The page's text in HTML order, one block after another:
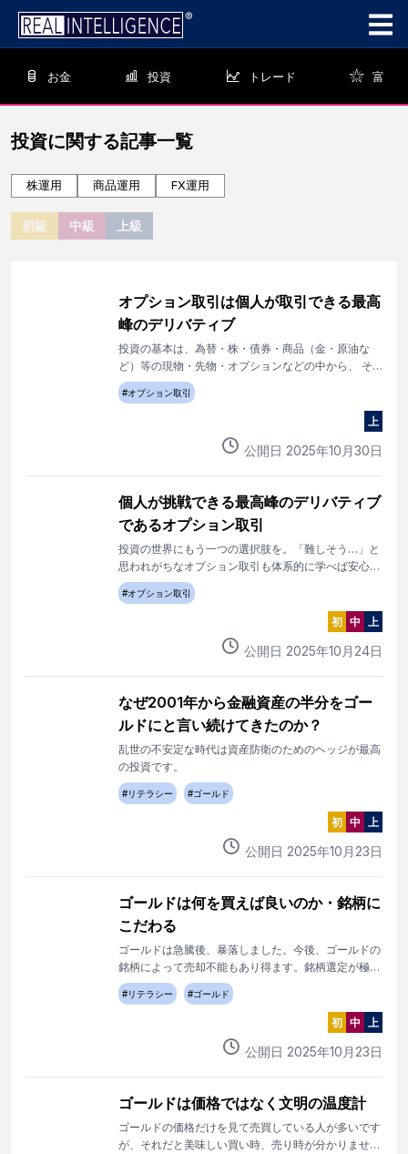
お金 投資 トレード 富
投資に関する記事一覧
株運用 商品運用 FX運用
初級 中級 上級
オプション取引は個人が取引できる最高
峰のデリバティブ
投資の基本は、為替・株・債券・商品（金・原油な
ど）等の現物・先物・オプションなどの中から、 そ
の時に最善の投資を選択することです。その選択肢の
中からオプション取引についてご紹介します。
#オプション取引
上
公開日 2025年10 月30日
個人が挑戦できる最高峰のデリバティブ
であるオプション取引
投資の世界にもう一つの選択肢を。「難しそう…」と
思われがちなオプション取引も体系的に学べば安心し
て取り組めます。
#オプション取引
初 中 上
公開日 2025年10 月 24日
なぜ2001年から金融資産の半分をゴー
ルドにと言い続けてきたのか？
乱世の不安定な時代は資産防衛のためのヘッジが最高
の投資です。
#リテラシー #ゴールド
初 中 上
公開日 2025年10 月 23日
ゴールドは何を買えば良いのか・銘柄に
こだわる
ゴールドは急騰後、暴落しました。今後、ゴールドの
銘柄によって売却不能もあり得ます。銘柄選定が極め
て大事です。
#リテラシー #ゴールド
初 中 上
公開日 2025年10 月 23日
ゴールドは価格ではなく文明の温度計
ゴールドの価格だけを見て売買している人が多いです
が、それだと美味しい買い時、売り時が分かりませ